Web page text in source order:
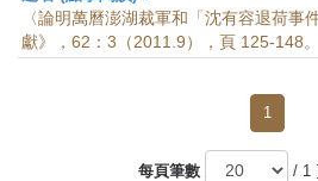
〈論明萬曆澎湖裁軍和「沈有容退荷事
獻》，62：3（2011.9），頁 125-148。
1
每頁筆數 / 1